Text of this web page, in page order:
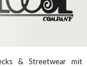
& Streetwear mit